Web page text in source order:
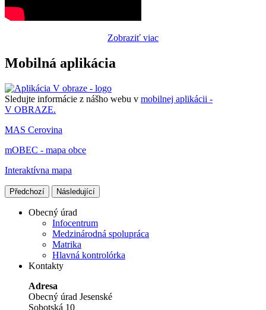
Zobraziť viac
Mobilná aplikácia
Sledujte informácie z nášho webu v mobilnej aplikácii -
V OBRAZE.
MAS Cerovina
mOBEC - mapa obce
Interaktívna mapa
Předchozí Následující
Obecný úrad
Infocentrum
Medzinárodná spolupráca
Matrika
Hlavná kontrolórka
Kontakty
Adresa
Obecný úrad Jesenské
Sobotská 10